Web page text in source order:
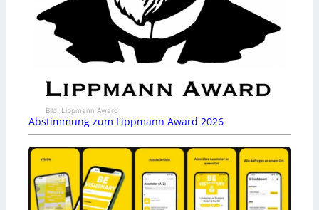
Bild: Lippmann Award
Abstimmung zum Lippmann Award 2026